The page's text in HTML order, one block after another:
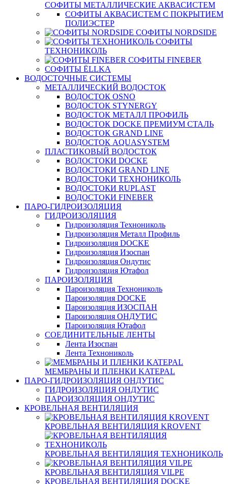
СОФИТЫ МЕТАЛЛИЧЕСКИЕ АКВАСИСТЕМ
СОФИТЫ АКВАСИСТЕМ С ПОКРЫТИЕМ
ПОЛИЭСТЕР
СОФИТЫ NORDSIDE
СОФИТЫ
ТЕХНОНИКОЛЬ
СОФИТЫ FINEBER
СОФИТЫ ЁLLKA
ВОДОСТОЧНЫЕ СИСТЕМЫ
МЕТАЛЛИЧЕСКИЙ ВОДОСТОК
ВОДОСТОК OSNO
ВОДОСТОК STYNERGY
ВОДОСТОК МЕТАЛЛ ПРОФИЛЬ
ВОДОСТОК DOCKE ПРЕМИУМ СТАЛЬ
ВОДОСТОК GRAND LINE
ВОДОСТОК AQUASYSTEM
ПЛАСТИКОВЫЙ ВОДОСТОК
ВОДОСТОКИ DOCKE
ВОДОСТОКИ GRAND LINE
ВОДОСТОКИ ТЕХНОНИКОЛЬ
ВОДОСТОКИ RUPLAST
ВОДОСТОКИ FINEBER
ПАРО-ГИДРОИЗОЛЯЦИЯ
ГИДРОИЗОЛЯЦИЯ
Гидроизоляция Технониколь
Гидроизоляция Металл Профиль
Гидроизоляция DOCKE
Гидроизоляция Изоспан
Гидроизоляция Ондутис
Гидроизоляция Ютафол
ПАРОИЗОЛЯЦИЯ
Пароизоляция Технониколь
Пароизоляция DOCKE
Пароизоляция ИЗОСПАН
Пароизоляция ОНДУТИС
Пароизоляция Ютафол
СОЕДИНИТЕЛЬНЫЕ ЛЕНТЫ
Лента Изоспан
Лента Технониколь
МЕМБРАНЫ И ПЛЕНКИ KATEPAL
ПАРО-ГИДРОИЗОЛЯЦИЯ ОНДУТИС
ГИДРОИЗОЛЯЦИЯ ОНДУТИС
ПАРОИЗОЛЯЦИЯ ОНДУТИС
КРОВЕЛЬНАЯ ВЕНТИЛЯЦИЯ
КРОВЕЛЬНАЯ ВЕНТИЛЯЦИЯ KROVENT
КРОВЕЛЬНАЯ ВЕНТИЛЯЦИЯ ТЕХНОНИКОЛЬ
КРОВЕЛЬНАЯ ВЕНТИЛЯЦИЯ VILPE
КРОВЕЛЬНАЯ ВЕНТИЛЯЦИЯ DOCKE